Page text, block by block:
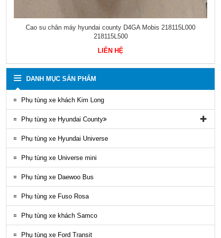
Cao su chân máy hyundai county D4GA Mobis 218115L000
218115L500
LIÊN HỆ
DANH MỤC SẢN PHẨM
Phụ tùng xe khách Kim Long
Phụ tùng xe Hyundai County
Phụ tùng vỏ xe County
Phụ kiện ghế county
Gioăng County
Phụ tùng gầm máy County
Ốp nhựa ngoại thất County
ĐÈN LED COUNTY
Phụ tùng xe Hyundai Universe
Phụ tùng xe Universe mini
Phụ tùng xe Daewoo Bus
Phụ tùng xe Fuso Rosa
Phụ tùng xe khách Samco
Phụ tùng xe Ford Transit